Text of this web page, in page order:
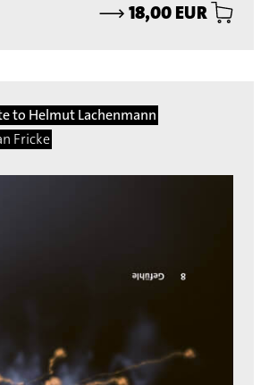
⟶18,00 EUR
to Helmut Lachenmann
Fricke